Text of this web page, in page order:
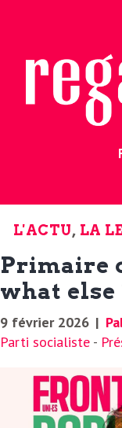
L'ACTU, LA
Primaire
what else
9 février 2026 |
Parti socialiste -